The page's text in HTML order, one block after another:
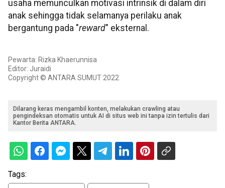
usaha memunculkan motivasi intrinsik di dalam diri
anak sehingga tidak selamanya perilaku anak
bergantung pada "reward" eksternal.
Pewarta: Rizka Khaerunnisa
Editor: Juraidi
Copyright © ANTARA SUMUT 2022
Dilarang keras mengambil konten, melakukan crawling atau
pengindeksan otomatis untuk AI di situs web ini tanpa izin tertulis dari
Kantor Berita ANTARA.
Tags: